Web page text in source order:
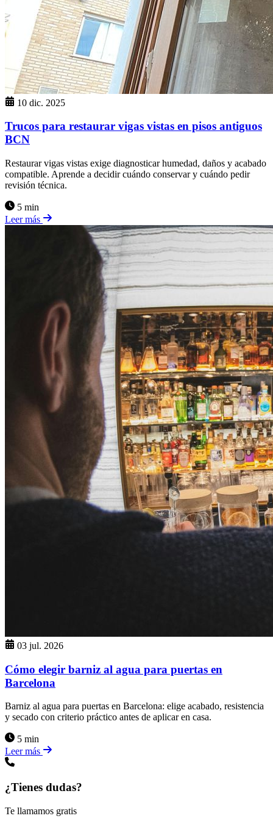
10 dic. 2025
Trucos para restaurar vigas vistas en pisos antiguos
BCN
Restaurar vigas vistas exige diagnosticar humedad, daños y acabado
compatible. Aprende a decidir cuándo conservar y cuándo pedir
revisión técnica.
5 min
Leer más
03 jul. 2026
Cómo elegir barniz al agua para puertas en
Barcelona
Barniz al agua para puertas en Barcelona: elige acabado, resistencia
y secado con criterio práctico antes de aplicar en casa.
5 min
Leer más
¿Tienes dudas?
Te llamamos gratis